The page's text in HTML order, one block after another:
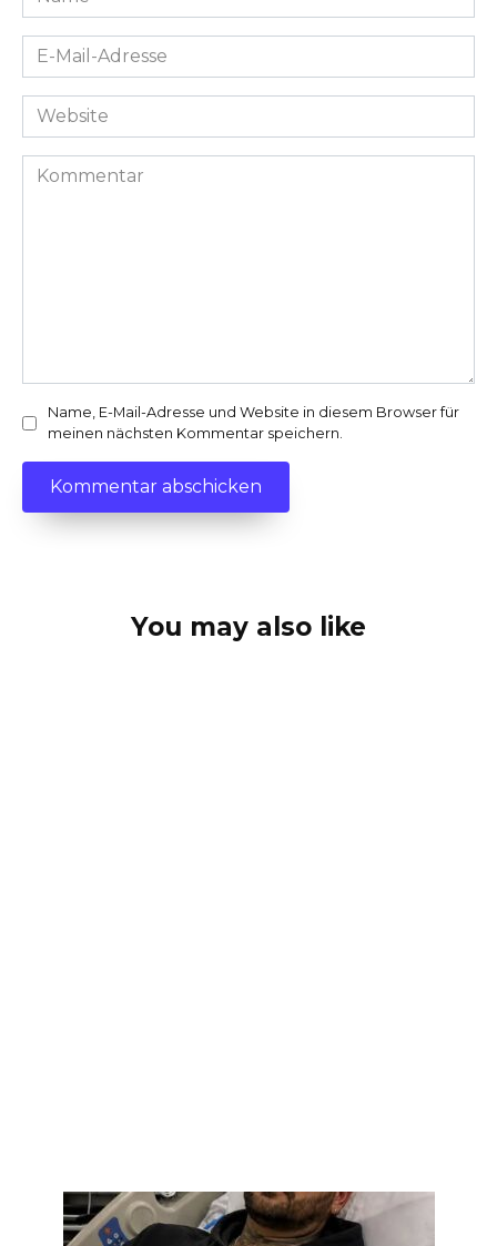
*
E-
Mail-
Adresse
Website
Kommentar
Name, E-Mail-Adresse und Website in diesem Browser für
meinen nächsten Kommentar speichern.
You may also like